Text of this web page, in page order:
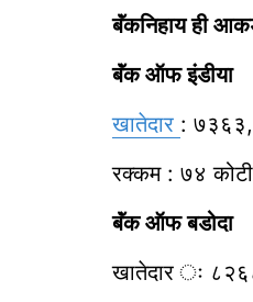
बॅंकनिहाय ही
बॅंक ऑफ इंडीया
खातेदार : ७३६३,
रक्कम : ७४
बॅंक ऑफ बडोदा
खातेदार ः